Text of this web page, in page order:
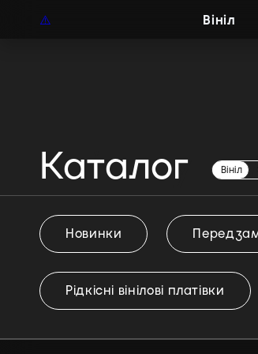
Вініл
Каталог Вініл
Вініл
Новинки
Рідкісні вінілові платівки